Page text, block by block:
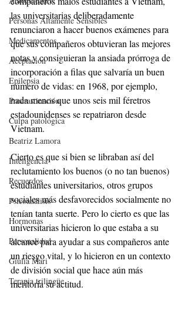
Personas Altamente Sensibles
Medicamentos
Aceptación
Epilepsia
Procrastinación
Culpa patológica
Beatriz Lamora
Inteligencia
Recuerdos
Psicoanálisis
Hormonas
Personalidad
Giulia Mari
Terapia trilingüe
las universitarias deliberadamente
renunciaron a hacer buenos exámenes para
que sus compañeros obtuvieran las mejores
notas y consiguieran la ansiada prórroga de
incorporación a filas que salvaría un buen
número de vidas: en 1968, por ejemplo,
nada menos que unos seis mil féretros
estadounidenses se repatriaron desde
Vietnam.
Cierto es que si bien se libraban así del
reclutamiento los buenos (o no tan buenos)
estudiantes universitarios, otros grupos
sociales más desfavorecidos socialmente no
tenían tanta suerte. Pero lo cierto es que las
universitarias hicieron lo que estaba a su
alcance para ayudar a sus compañeros ante
un riesgo vital, y lo hicieron en un contexto
de división social que hace aún más
meritoria su actitud.